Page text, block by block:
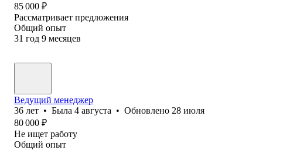
85 000 ₽
Рассматривает предложения
Общий опыт
31 год 9 месяцев
Ведущий менеджер
36 лет • Была 4 августа • Обновлено 28 июля
80 000 ₽
Не ищет работу
Общий опыт